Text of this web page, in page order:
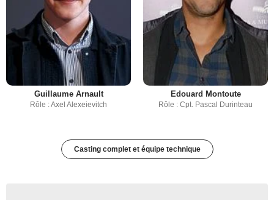
Guillaume Arnault
Rôle : Axel Alexeievitch
Edouard Montoute
Rôle : Cpt. Pascal Durinteau
Casting complet et équipe technique